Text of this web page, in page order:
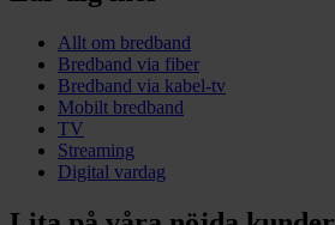
Allt om bredband
Bredband via fiber
Bredband via kabel-tv
Mobilt bredband
TV
Streaming
Digital vardag